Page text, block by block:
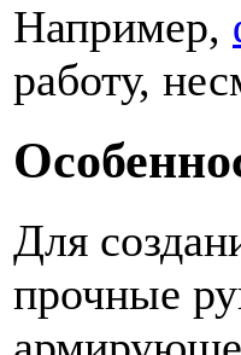
Например,
работу,
Для
прочные